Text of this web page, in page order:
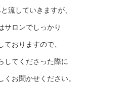
流していきますが、
サロンでしっかり
ておりますので、
してくださった際に
くお聞かせください。